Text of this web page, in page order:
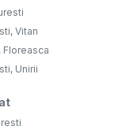
Vitan
Floreasca
Unirii